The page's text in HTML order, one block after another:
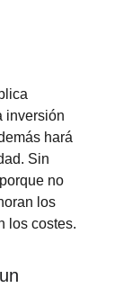
inversión
hará
Sin
no
los
los costes.